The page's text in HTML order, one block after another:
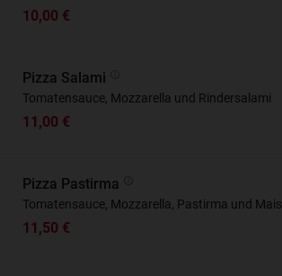
10,00 €
Pizza Salami
Tomatensauce, Mozzarella und Rindersalami
11,00 €
Pizza Pastirma
Tomatensauce, Mozzarella, Pastirma und Mais
11,50 €